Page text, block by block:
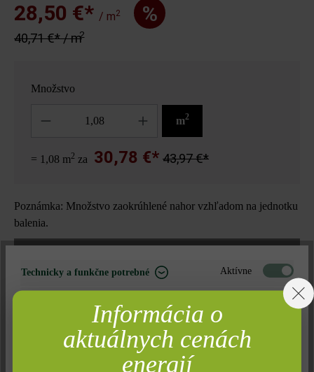
28,50 €* / m2 %
40,71 €* / m2
Množstvo
m2
= 1,08 m2 za 30,78 €* 43,97 €*
Poznámka: Množstvo zaokrúhlené nahor vzhľadom na jednotku
balenia.
Pridať do zoznamu želaní
Tlač stránky
Technicky a funkčne potrebné Aktívne
Neaktívne
Komfort (funkčnosť stránky)
Informácia o
aktuálnych cenách
energií